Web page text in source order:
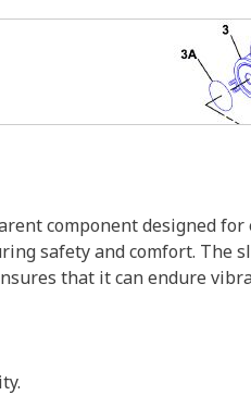
component designed
safety and comfort. The
that it can endure